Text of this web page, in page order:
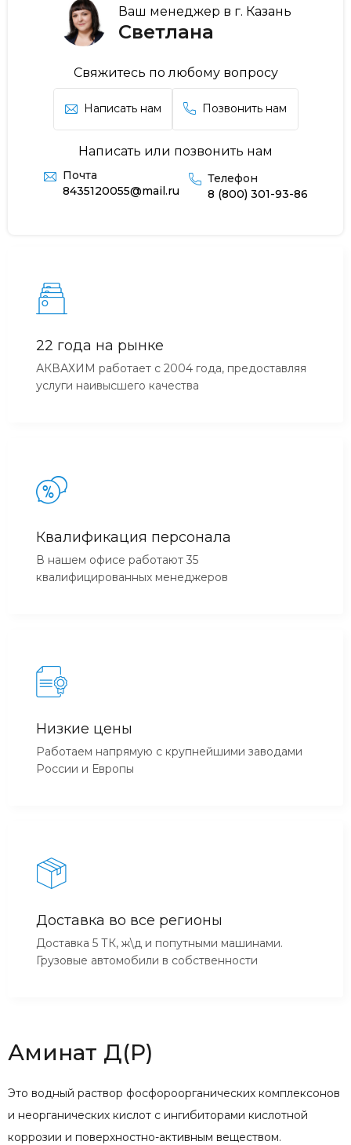
Ваш менеджер в г. Казань
Светлана
Свяжитесь по любому вопросу
Написать нам Позвонить нам
Написать или позвонить нам
Почта
8435120055@mail.ru
Телефон
8 (800) 301-93-86
22 года на рынке
АКВАХИМ работает с 2004 года, предоставляя
услуги наивысшего качества
Квалификация персонала
В нашем офисе работают 35
квалифицированных менеджеров
Низкие цены
Работаем напрямую с крупнейшими заводами
России и Европы
Доставка во все регионы
Доставка 5 ТК, ж\д и попутными машинами.
Грузовые автомобили в собственности
Аминат Д(Р)
Это водный раствор фосфороорганических комплексонов
и неорганических кислот с ингибиторами кислотной
коррозии и поверхностно-активным веществом.